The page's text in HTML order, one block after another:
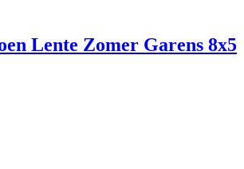
Lente Zomer Garens 8x5